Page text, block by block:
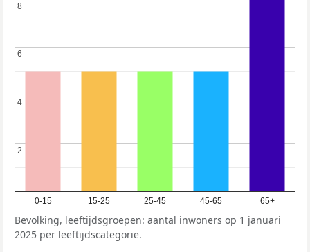
0-15 15-25 25-45 45-65 65+
2
2
4
4
6
6
8
8
Bevolking, leeftijdsgroepen: aantal inwoners op 1 januari
2025 per leeftijdscategorie.